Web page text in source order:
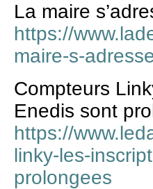
La maire
https://
maire-s-
Compteurs
Enedis sont
https://
linky-les-
prolongees